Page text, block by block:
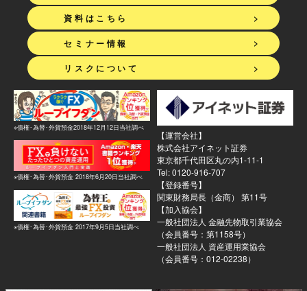
>
資料はこちら
>
セミナー情報
>
リスクについて
※債権･為替･外貨預金2018年12月12日当社調べ
※債権･為替･外貨預金 2018年6月20日当社調べ
※債権･為替･外貨預金 2017年9月5日当社調べ
【運営会社】
株式会社アイネット証券
東京都千代田区丸の内1-11-1
Tel: 0120-916-707
【登録番号】
関東財務局長（金商） 第11号
【加入協会】
一般社団法人 金融先物取引業協会
（会員番号：第1158号）
一般社団法人 資産運用業協会
（会員番号：012-02238）